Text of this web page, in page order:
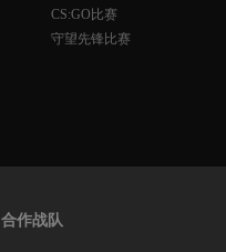
CS:GO比赛
守望先锋比赛
合作战队